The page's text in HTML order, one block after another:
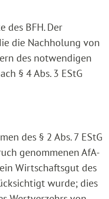
des BFH. Der
die Nachholung von
des notwendigen
§ 4 Abs. 3 EStG
des § 2 Abs. 7 EStG
genommenen AfA-
Wirtschaftsgut des
wurde; dies